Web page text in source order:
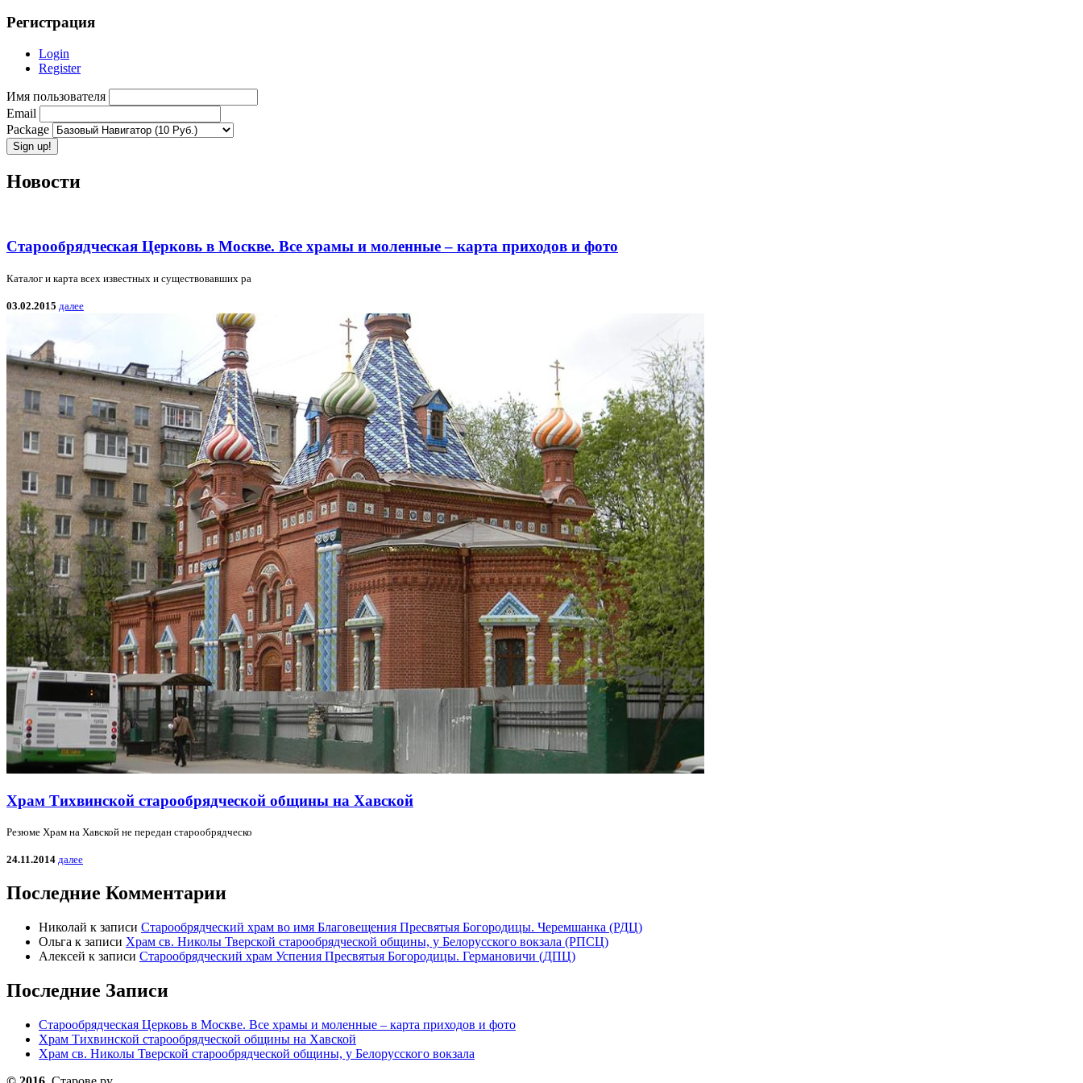
Регистрация
Login
Register
Имя пользователя
Email
Package
Новости
Старообрядческая Церковь в Москве. Все храмы и моленные – карта приходов и фото
Каталог и карта всех известных и существовавших ра
03.02.2015 далее
Храм Тихвинской старообрядческой общины на Хавской
Резюме Храм на Хавской не передан старообрядческо
24.11.2014 далее
Последние Комментарии
Николай к записи Старообрядческий храм во имя Благовещения Пресвятыя Богородицы. Черемшанка (РДЦ)
Ольга к записи Храм св. Николы Тверской старообрядческой общины, у Белорусского вокзала (РПСЦ)
Алексей к записи Старообрядческий храм Успения Пресвятыя Богородицы. Германовичи (ДПЦ)
Последние Записи
Старообрядческая Церковь в Москве. Все храмы и моленные – карта приходов и фото
Храм Тихвинской старообрядческой общины на Хавской
Храм св. Николы Тверской старообрядческой общины, у Белорусского вокзала